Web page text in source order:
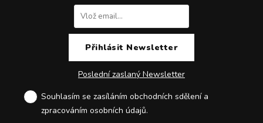
Poslední zaslaný Newsletter
Souhlasím se zasíláním obchodních sdělení a
zpracováním osobních údajů.